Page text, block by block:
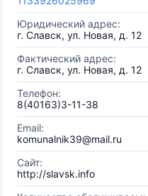
Юридический адрес:
г. Славск, ул. Новая, д. 12
Фактический адрес:
г. Славск, ул. Новая, д. 12
Телефон:
8(40163)3-11-38
Email:
komunalnik39@mail.ru
Сайт:
http://slavsk.info